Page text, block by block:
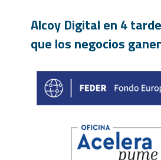
Alcoy Digital en 4
que los negocios